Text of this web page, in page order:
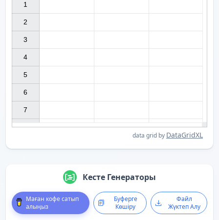
data grid by DataGridXL
1
2
3
4
5
6
7
Кесте Генераторы
Маған кофе сатып
алыңыз
Буферге
Көшіру
Файл
Жүктеп Алу